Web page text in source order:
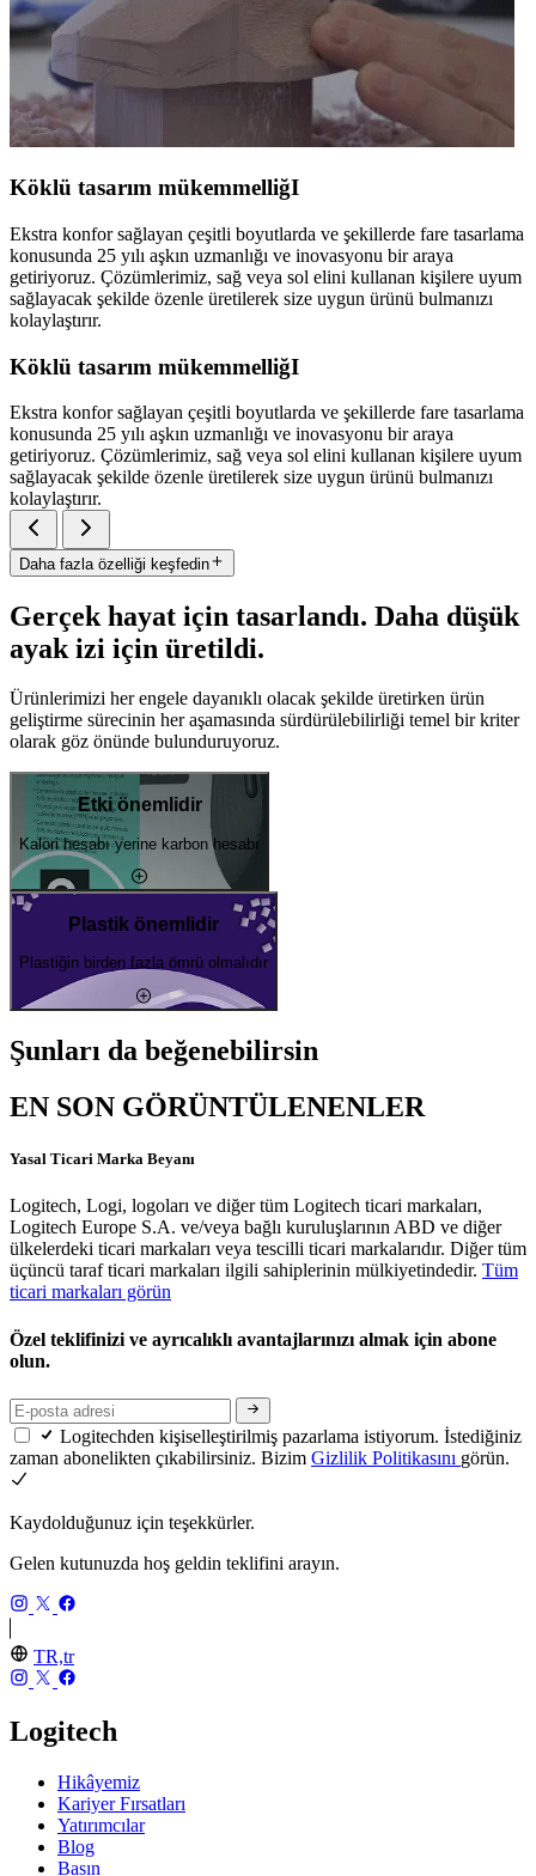
Köklü tasarım mükemmelliğI
Ekstra konfor sağlayan çeşitli boyutlarda ve şekillerde fare tasarlama
konusunda 25 yılı aşkın uzmanlığı ve inovasyonu bir araya
getiriyoruz. Çözümlerimiz, sağ veya sol elini kullanan kişilere uyum
sağlayacak şekilde özenle üretilerek size uygun ürünü bulmanızı
kolaylaştırır.
Köklü tasarım mükemmelliğI
Ekstra konfor sağlayan çeşitli boyutlarda ve şekillerde fare tasarlama
konusunda 25 yılı aşkın uzmanlığı ve inovasyonu bir araya
getiriyoruz. Çözümlerimiz, sağ veya sol elini kullanan kişilere uyum
sağlayacak şekilde özenle üretilerek size uygun ürünü bulmanızı
kolaylaştırır.
Daha fazla özelliği keşfedin
Gerçek hayat için tasarlandı. Daha düşük
ayak izi için üretildi.
Ürünlerimizi her engele dayanıklı olacak şekilde üretirken ürün
geliştirme sürecinin her aşamasında sürdürülebilirliği temel bir kriter
olarak göz önünde bulunduruyoruz.
Etki önemlidir
Kalori hesabı yerine karbon hesabı
Plastik önemlidir
Plastiğin birden fazla ömrü olmalıdır
Şunları da beğenebilirsin
EN SON GÖRÜNTÜLENENLER
Yasal Ticari Marka Beyanı
Logitech, Logi, logoları ve diğer tüm Logitech ticari markaları,
Logitech Europe S.A. ve/veya bağlı kuruluşlarının ABD ve diğer
ülkelerdeki ticari markaları veya tescilli ticari markalarıdır. Diğer tüm
üçüncü taraf ticari markaları ilgili sahiplerinin mülkiyetindedir. Tüm
ticari markaları görün
Özel teklifinizi ve ayrıcalıklı avantajlarınızı almak için abone
olun.
Logitechden kişiselleştirilmiş pazarlama istiyorum. İstediğiniz
zaman abonelikten çıkabilirsiniz. Bizim Gizlilik Politikasını görün.
Kaydolduğunuz için teşekkürler.
Gelen kutunuzda hoş geldin teklifini arayın.
TR,tr
Logitech
Hikâyemiz
Kariyer Fırsatları
Yatırımcılar
Blog
Basın